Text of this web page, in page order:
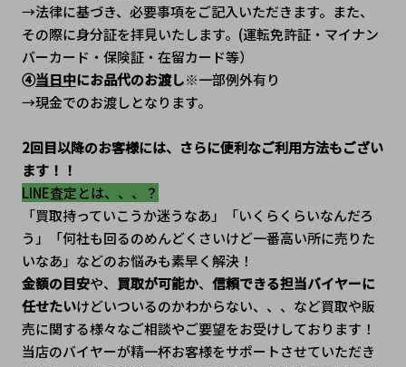
→法律に基づき、必要事項をご記入いただきます。また、
その際に身分証を拝見いたします。(運転免許証・マイナン
バーカード・保険証・在留カード等）
④当日中にお品代のお渡し※一部例外有り
→現金でのお渡しとなります。
2回目以降のお客様には、さらに便利なご利用方法もござい
ます！！
LINE査定とは、、、？
「買取持っていこうか迷うなあ」「いくらくらいなんだろ
う」「何社も回るのめんどくさいけど一番高い所に売りた
いなあ」などのお悩みも素早く解決！
金額の目安や、 買取が可能か、 信頼できる担当バイヤーに
任せたいけどいついるのかわからない、、、など買取や販
売に関する様々なご相談やご要望をお受けしております！
当店のバイヤーが精一杯お客様をサポートさせていただき